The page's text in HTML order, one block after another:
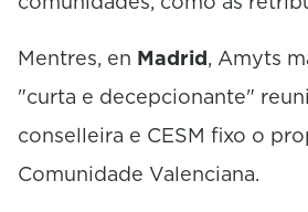
Mentres, en Madrid, Amyts
"curta e decepcionante"
conselleira e CESM fixo o
Comunidade Valenciana.